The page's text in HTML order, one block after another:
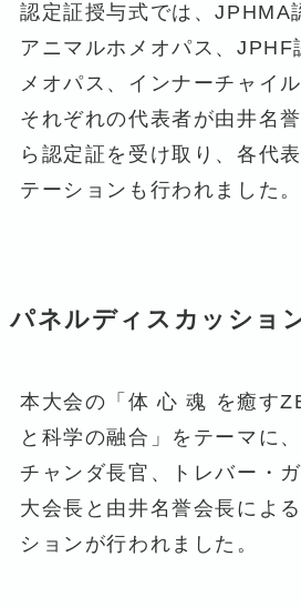
認定証授与式では、JPHMA
アニマルホメオパス、JPHF
メオパス、インナーチャイ
それぞれの代表者が由井名
ら認定証を受け取り、各代
テーションも行われました。
パネルディスカッショ
本大会の「体 心 魂 を癒す
と科学の融合」をテーマに
チャンダ長官、トレバー・
大会長と由井名誉会長によ
ションが行われました。